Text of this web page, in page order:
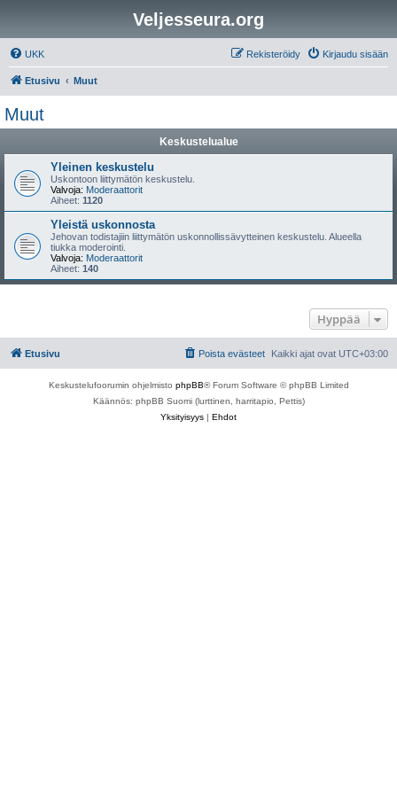
Veljesseura.org
UKK Kirjaudu sisään
Rekisteröidy
Etusivu Muut
Muut
Keskustelualue
Yleinen keskustelu
Uskontoon liittymätön keskustelu.
Valvoja: Moderaattorit
Aiheet: 1120
Yleistä uskonnosta
Jehovan todistajiin liittymätön uskonnollissävytteinen keskustelu. Alueella
tiukka moderointi.
Valvoja: Moderaattorit
Aiheet: 140
Hyppää
Etusivu Kaikki ajat ovat UTC+03:00
Poista evästeet
Keskustelufoorumin ohjelmisto phpBB® Forum Software © phpBB Limited
Käännös: phpBB Suomi (lurttinen, harritapio, Pettis)
Yksityisyys | Ehdot